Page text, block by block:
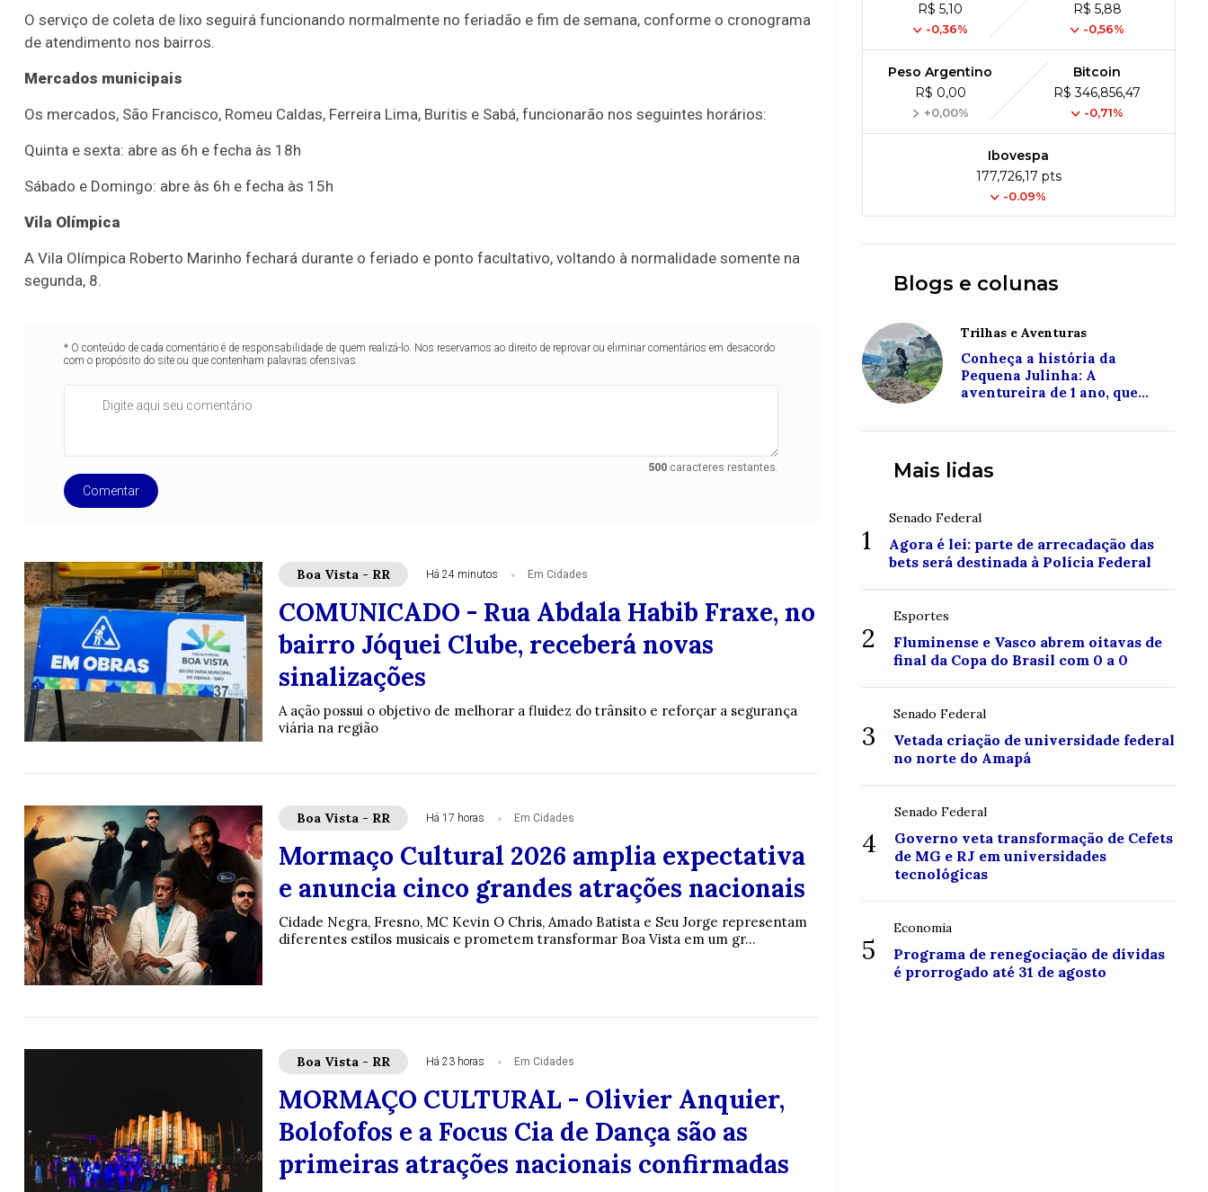
O serviço de coleta de lixo seguirá funcionando normalmente no feriadão e fim de semana, conforme o cronograma
de atendimento nos bairros.
Mercados municipais
Os mercados, São Francisco, Romeu Caldas, Ferreira Lima, Buritis e Sabá, funcionarão nos seguintes horários:
Quinta e sexta: abre as 6h e fecha às 18h
Sábado e Domingo: abre às 6h e fecha às 15h
Vila Olímpica
A Vila Olímpica Roberto Marinho fechará durante o feriado e ponto facultativo, voltando à normalidade somente na
segunda, 8.
* O conteúdo de cada comentário é de responsabilidade de quem realizá-lo. Nos reservamos ao direito de reprovar ou eliminar comentários em desacordo
com o propósito do site ou que contenham palavras ofensivas.
500caracteres restantes.
Comentar
Boa Vista - RR Há 24 minutos Em Cidades
COMUNICADO - Rua Abdala Habib Fraxe, no
bairro Jóquei Clube, receberá novas
sinalizações
A ação possui o objetivo de melhorar a fluidez do trânsito e reforçar a segurança
viária na região
Boa Vista - RR Há 17 horas Em Cidades
Mormaço Cultural 2026 amplia expectativa
e anuncia cinco grandes atrações nacionais
Cidade Negra, Fresno, MC Kevin O Chris, Amado Batista e Seu Jorge representam
diferentes estilos musicais e prometem transformar Boa Vista em um gr...
Boa Vista - RR Há 23 horas Em Cidades
MORMAÇO CULTURAL - Olivier Anquier,
Bolofofos e a Focus Cia de Dança são as
primeiras atrações nacionais confirmadas
R$ 5,10
-0,36%
R$ 5,88
-0,56%
Peso Argentino
R$ 0,00
+0,00%
Bitcoin
R$ 346,856,47
-0,71%
Ibovespa
177,726,17 pts
-0.09%
Blogs e colunas
Trilhas e Aventuras
Conheça a história da
Pequena Julinha: A
aventureira de 1 ano, que
Roraima
Mais lidas
1
Senado Federal
Agora é lei: parte de arrecadação das
bets será destinada à Polícia Federal
2
Esportes
Fluminense e Vasco abrem oitavas de
final da Copa do Brasil com 0 a 0
3
Senado Federal
Vetada criação de universidade federal
no norte do Amapá
4
Senado Federal
Governo veta transformação de Cefets
de MG e RJ em universidades
tecnológicas
5
Economia
Programa de renegociação de dívidas
é prorrogado até 31 de agosto